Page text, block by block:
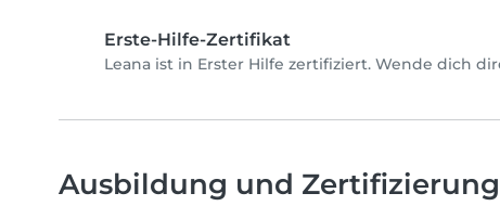
Erste-Hilfe-Zertifikat
Leana ist in Erster Hilfe zertifiziert. Wende dich
Ausbildung und